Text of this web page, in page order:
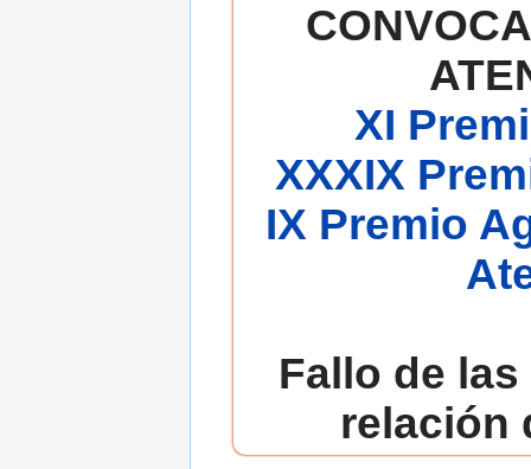
XI
XXXIX
IX Premio
Fallo de
relación